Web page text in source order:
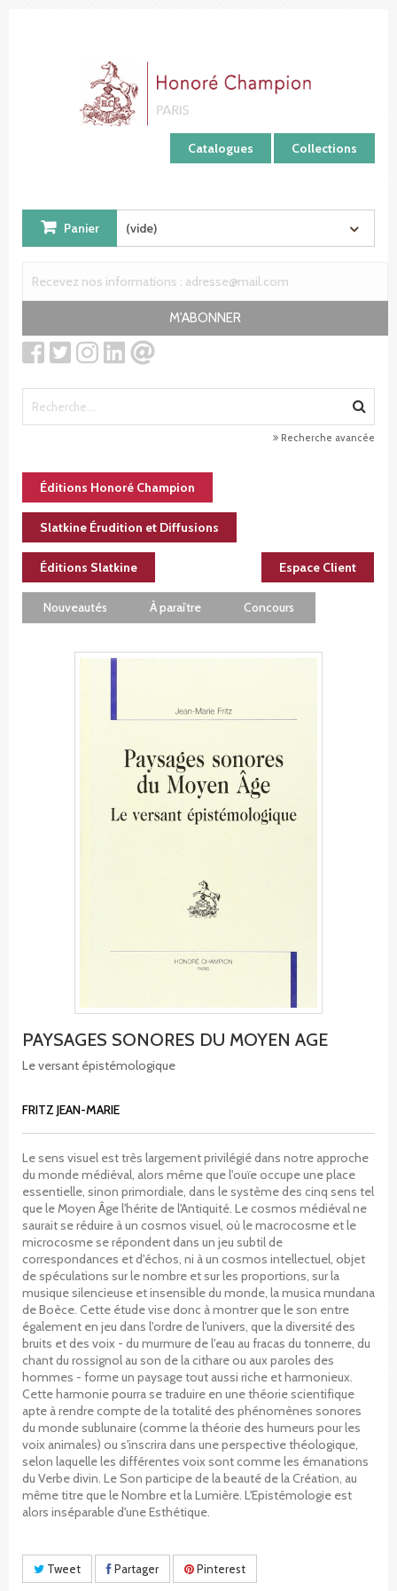
Catalogues Collections
Panier (vide)
M'ABONNER
Recherche avancée
Éditions Honoré Champion
Slatkine Érudition et Diffusions
Éditions Slatkine Espace Client
Nouveautés À paraître Concours
PAYSAGES SONORES DU MOYEN AGE
Le versant épistémologique
FRITZ JEAN-MARIE
Le sens visuel est très largement privilégié dans notre approche
du monde médiéval, alors même que l'ouïe occupe une place
essentielle, sinon primordiale, dans le système des cinq sens tel
que le Moyen Âge l'hérite de l'Antiquité. Le cosmos médiéval ne
saurait se réduire à un cosmos visuel, où le macrocosme et le
microcosme se répondent dans un jeu subtil de
correspondances et d'échos, ni à un cosmos intellectuel, objet
de spéculations sur le nombre et sur les proportions, sur la
musique silencieuse et insensible du monde, la musica mundana
de Boèce. Cette étude vise donc à montrer que le son entre
également en jeu dans l'ordre de l'univers, que la diversité des
bruits et des voix - du murmure de l'eau au fracas du tonnerre, du
chant du rossignol au son de la cithare ou aux paroles des
hommes - forme un paysage tout aussi riche et harmonieux.
Cette harmonie pourra se traduire en une théorie scientifique
apte à rendre compte de la totalité des phénomènes sonores
du monde sublunaire (comme la théorie des humeurs pour les
voix animales) ou s'inscrira dans une perspective théologique,
selon laquelle les différentes voix sont comme les émanations
du Verbe divin. Le Son participe de la beauté de la Création, au
même titre que le Nombre et la Lumière. L'Epistémologie est
alors inséparable d'une Esthétique.
Tweet Partager Pinterest